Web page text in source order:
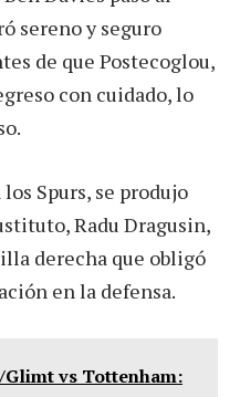
sereno y seguro
de que Postecoglou,
con cuidado, lo
Spurs, se produjo
Radu Dragusin,
derecha que obligó
en la defensa.
vs Tottenham: